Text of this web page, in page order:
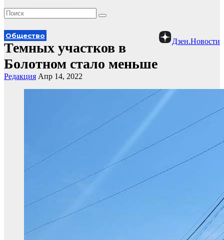
Дзен.Новости
Общество
Темных участков в
Болотном стало меньше
Редакция Апр 14, 2022